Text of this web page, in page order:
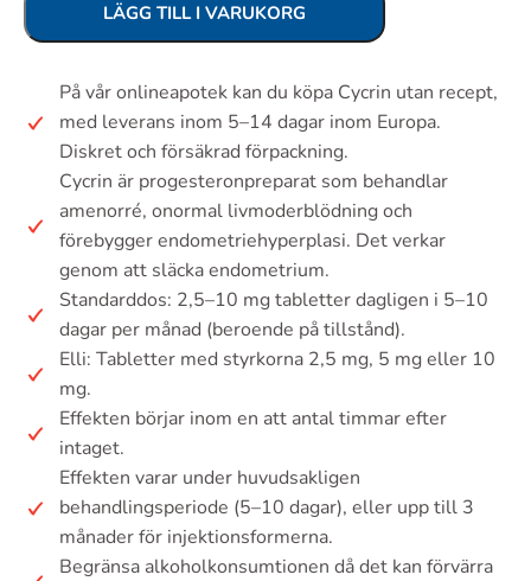
LÄGG TILL I VARUKORG
På vår onlineapotek kan du köpa Cycrin utan recept,
med leverans inom 5–14 dagar inom Europa.
Diskret och försäkrad förpackning.
Cycrin är progesteronpreparat som behandlar
amenorré, onormal livmoderblödning och
förebygger endometriehyperplasi. Det verkar
genom att släcka endometrium.
Standarddos: 2,5–10 mg tabletter dagligen i 5–10
dagar per månad (beroende på tillstånd).
Elli: Tabletter med styrkorna 2,5 mg, 5 mg eller 10
mg.
Effekten börjar inom en att antal timmar efter
intaget.
Effekten varar under huvudsakligen
behandlingsperiode (5–10 dagar), eller upp till 3
månader för injektionsformerna.
Begränsa alkoholkonsumtionen då det kan förvärra